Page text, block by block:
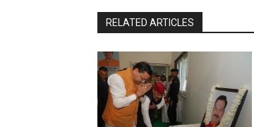
RELATED ARTICLES